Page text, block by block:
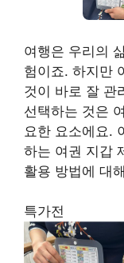
여행은 우리의
험이죠. 하지만
것이 바로 잘 관
선택하는 것은
요한 요소에요.
하는 여권 지갑
활용 방법에 대
특가전